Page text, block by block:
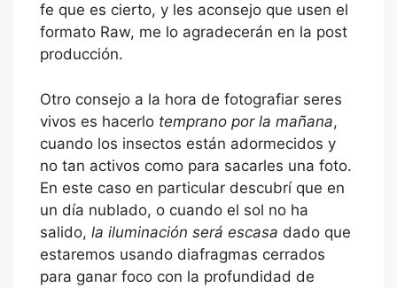
fe que es cierto, y les aconsejo que usen el
formato Raw, me lo agradecerán en la post
producción.
Otro consejo a la hora de fotografiar seres
vivos es hacerlo temprano por la mañana,
cuando los insectos están adormecidos y
no tan activos como para sacarles una foto.
En este caso en particular descubrí que en
un día nublado, o cuando el sol no ha
salido, la iluminación será escasa dado que
estaremos usando diafragmas cerrados
para ganar foco con la profundidad de